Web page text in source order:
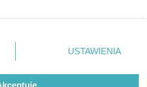
w lewym dolnym rogu strony
danych nie wymagają
prawo sprzeciwić się
będą miały
USTAWIENIA